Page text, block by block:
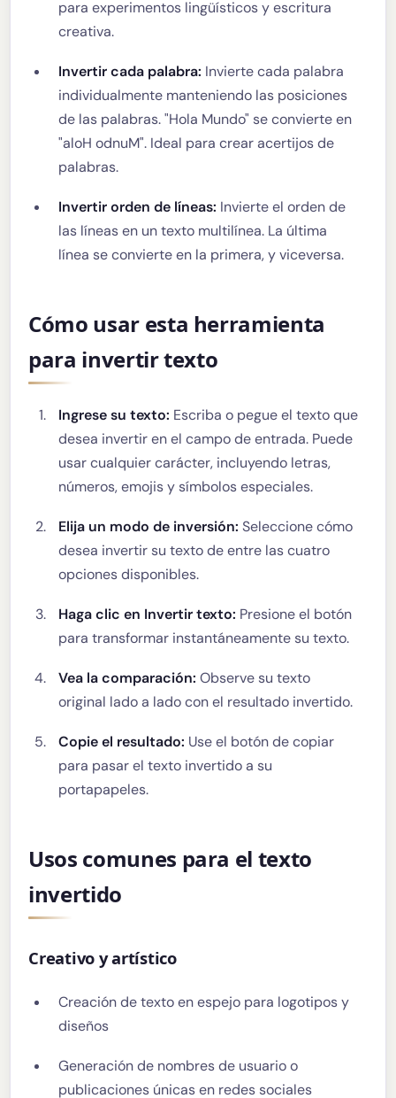
para experimentos lingüísticos y escritura
creativa.
Invertir cada palabra: Invierte cada palabra
individualmente manteniendo las posiciones
de las palabras. "Hola Mundo" se convierte en
"aloH odnuM". Ideal para crear acertijos de
palabras.
Invertir orden de líneas: Invierte el orden de
las líneas en un texto multilínea. La última
línea se convierte en la primera, y viceversa.
Cómo usar esta herramienta
para invertir texto
Ingrese su texto: Escriba o pegue el texto que
desea invertir en el campo de entrada. Puede
usar cualquier carácter, incluyendo letras,
números, emojis y símbolos especiales.
Elija un modo de inversión: Seleccione cómo
desea invertir su texto de entre las cuatro
opciones disponibles.
Haga clic en Invertir texto: Presione el botón
para transformar instantáneamente su texto.
Vea la comparación: Observe su texto
original lado a lado con el resultado invertido.
Copie el resultado: Use el botón de copiar
para pasar el texto invertido a su
portapapeles.
Usos comunes para el texto
invertido
Creativo y artístico
Creación de texto en espejo para logotipos y
diseños
Generación de nombres de usuario o
publicaciones únicas en redes sociales